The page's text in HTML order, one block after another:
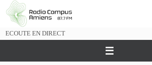
Passer
vers
ECOUTE EN DIRECT